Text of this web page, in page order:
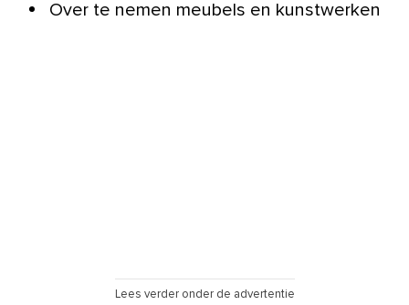
Over te nemen meubels en kunstwerken
Lees verder onder de advertentie